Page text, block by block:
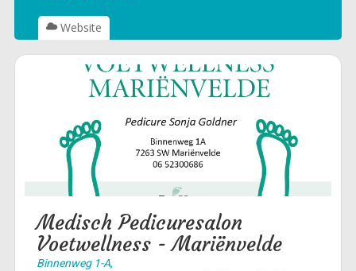
Website
Medisch Pedicuresalon
Voetwellness - Mariënvelde
Binnenweg 1-A,